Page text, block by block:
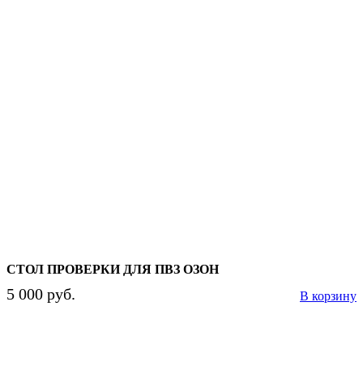
СТОЛ ПРОВЕРКИ ДЛЯ ПВЗ ОЗОН
5 000 руб. В корзину